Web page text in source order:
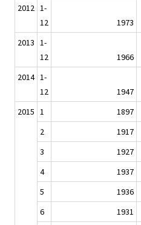
2012 1-
12
1973
2013 1-
12
1966
2014 1-
12
1947
2015 1 1897
2
1917
3
1927
4
1937
5
1936
6
1931